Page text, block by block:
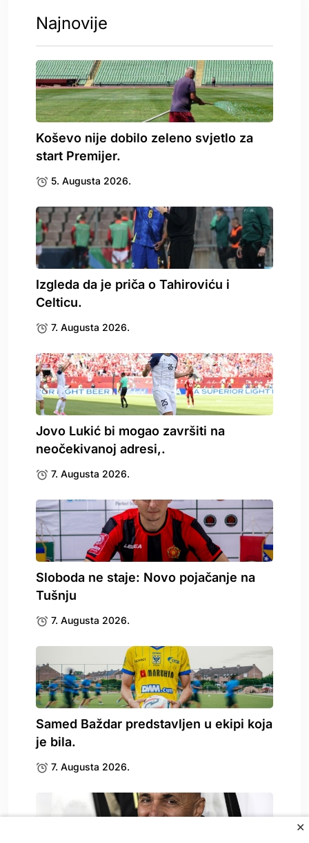
✕
Najnovije
Koševo nije dobilo zeleno svjetlo za
start Premijer.
5. Augusta 2026.
Izgleda da je priča o Tahiroviću i
Celticu.
7. Augusta 2026.
Jovo Lukić bi mogao završiti na
neočekivanoj adresi,.
7. Augusta 2026.
Sloboda ne staje: Novo pojačanje na
Tušnju
7. Augusta 2026.
Samed Baždar predstavljen u ekipi koja
je bila.
7. Augusta 2026.